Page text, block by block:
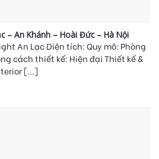
– An Khánh – Hoài Đức – Hà Nội
An Lạc Diện tích: Quy mô: Phòng
cách thiết kế: Hiện đại Thiết kế &
[...]